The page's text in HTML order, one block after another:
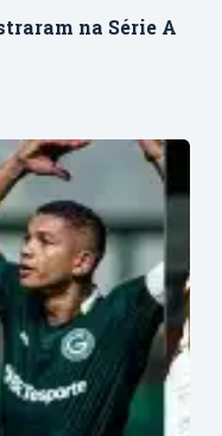
na Série A